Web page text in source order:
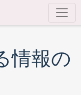
情報の